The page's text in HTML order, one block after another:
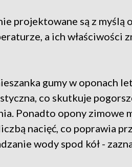
projektowane są z myślą
a ich właściwości
gumy w oponach
co skutkuje
Ponadto opony zimowe
nacięć, co poprawia
wody spod kół -